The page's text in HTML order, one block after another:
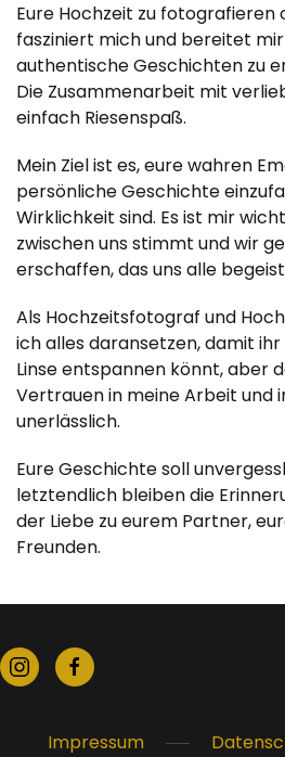
Eure Hochzeit zu fotografieren
fasziniert mich und bereitet
authentische Geschichten zu
Die Zusammenarbeit mit
einfach Riesenspaß.
Mein Ziel ist es, eure wahren
persönliche Geschichte
Wirklichkeit sind. Es ist mir
zwischen uns stimmt und wir
erschaffen, das uns alle
Als Hochzeitsfotograf und
ich alles daransetzen, damit
Linse entspannen könnt, aber
Vertrauen in meine Arbeit und
unerlässlich.
Eure Geschichte soll
letztendlich bleiben die
der Liebe zu eurem Partner,
Freunden.
Impressum